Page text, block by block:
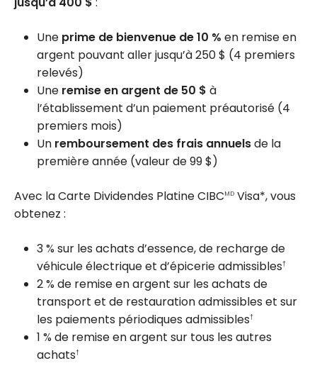
Une prime de bienvenue de 10 % en remise en
argent pouvant aller jusqu’à250 $ (4 premiers
relevés)
Une remise en argent de 50 $ à
l’établissement d’un paiement préautorisé (4
premiers mois)
Un remboursement des frais annuelsde la
première année (valeur de99 $)
Avec la Carte Dividendes Platine CIBCMD Visa*, vous
obtenez :
3 % sur les achats d’essence, de recharge de
véhicule électrique et d’épicerie admissibles†
2 % de remise en argent sur les achats de
transport et de restauration admissibles et sur
les paiements périodiques admissibles†
1 % de remise en argent sur tous les autres
achats†